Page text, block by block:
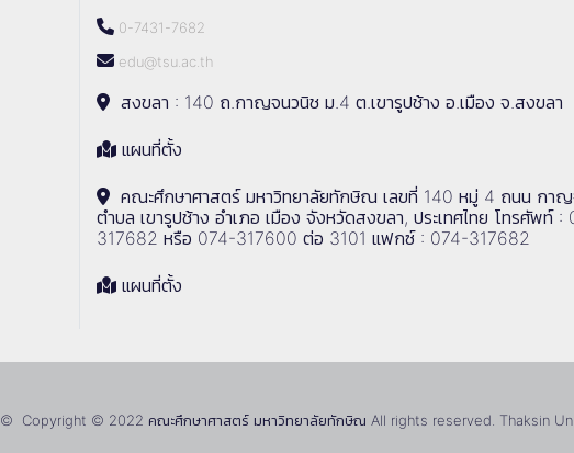
0-7431-7682
edu@tsu.ac.th
สงขลา : 140 ถ.กาญจนวนิช ม.4 ต.เขารูปช้าง อ.เมือง จ.สงขลา
แผนที่ตั้ง
คณะศึกษาศาสตร์ มหาวิทยาลัยทักษิณ เลขที่ 140 หมู่ 4 ถนน กา
ตำบล เขารูปช้าง อำเภอ เมือง จังหวัดสงขลา, ประเทศไทย โทรศัพท์ :
317682 หรือ 074-317600 ต่อ 3101 แฟกซ์ : 074-317682
แผนที่ตั้ง
© Copyright © 2022 คณะศึกษาศาสตร์ มหาวิทยาลัยทักษิณ All rights reserved. Thaksin